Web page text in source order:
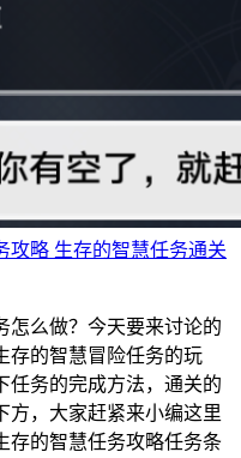
攻略 生存的智慧任务通关
怎么做？今天要来讨论的
存的智慧冒险任务的玩
任务的完成方法，通关的
方，大家赶紧来小编这里
存的智慧任务攻略任务条